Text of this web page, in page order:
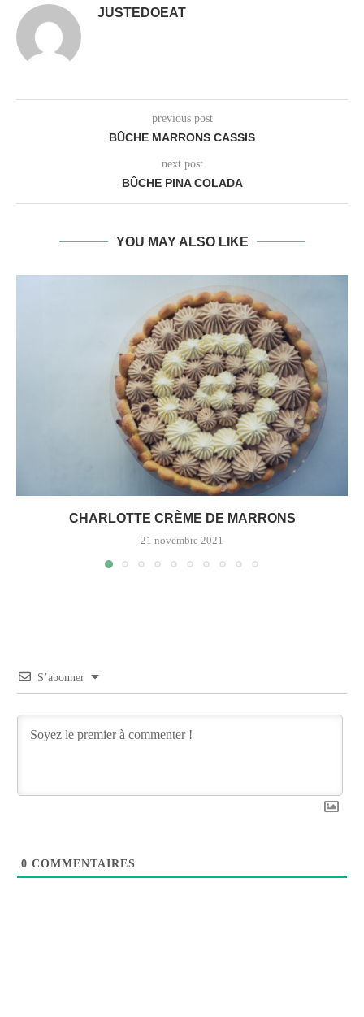
JUSTEDOEAT
previous post
BÛCHE MARRONS CASSIS
next post
BÛCHE PINA COLADA
YOU MAY ALSO LIKE
CHARLOTTE CRÈME DE MARRONS
21 novembre 2021
S’abonner
0 COMMENTAIRES